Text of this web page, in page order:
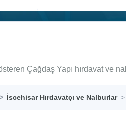
Çağdaş Yapı hırdavat ve
İscehisar Hırdavatçı ve Nalburlar